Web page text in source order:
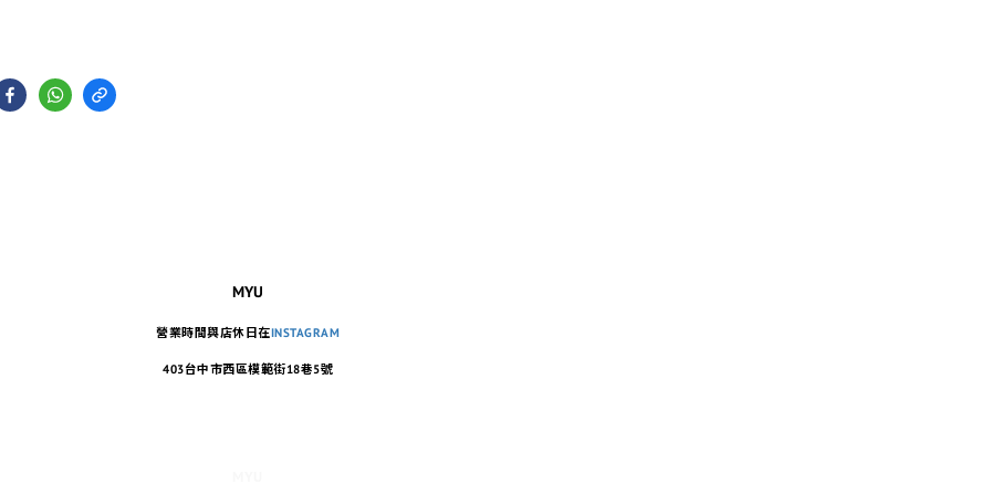
MYU
營業時間與店休日在INSTAGRAM
403台中市西區模範街18巷5號